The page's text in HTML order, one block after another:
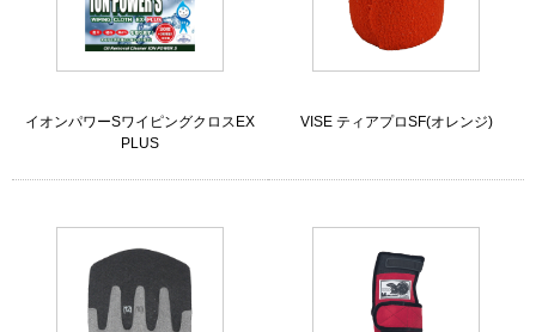
イオンパワーSワイピングクロスEX
PLUS
VISE ティアプロSF(オレンジ)